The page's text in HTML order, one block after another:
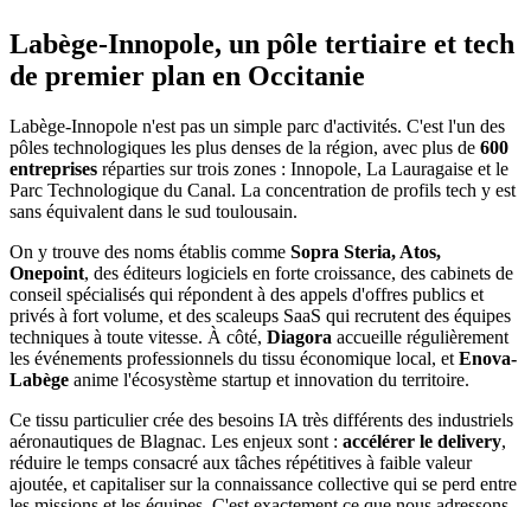
Labège-Innopole, un pôle tertiaire et tech
de premier plan en Occitanie
Labège-Innopole n'est pas un simple parc d'activités. C'est l'un des
pôles technologiques les plus denses de la région, avec plus de 600
entreprises réparties sur trois zones : Innopole, La Lauragaise et le
Parc Technologique du Canal. La concentration de profils tech y est
sans équivalent dans le sud toulousain.
On y trouve des noms établis comme Sopra Steria, Atos,
Onepoint, des éditeurs logiciels en forte croissance, des cabinets de
conseil spécialisés qui répondent à des appels d'offres publics et
privés à fort volume, et des scaleups SaaS qui recrutent des équipes
techniques à toute vitesse. À côté, Diagora accueille régulièrement
les événements professionnels du tissu économique local, et Enova-
Labège anime l'écosystème startup et innovation du territoire.
Ce tissu particulier crée des besoins IA très différents des industriels
aéronautiques de Blagnac. Les enjeux sont : accélérer le delivery,
réduire le temps consacré aux tâches répétitives à faible valeur
ajoutée, et capitaliser sur la connaissance collective qui se perd entre